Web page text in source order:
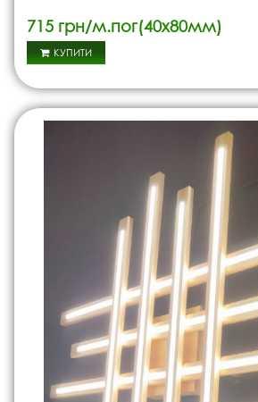
715 грн/м.пог(40х80мм)
КУПИТИ